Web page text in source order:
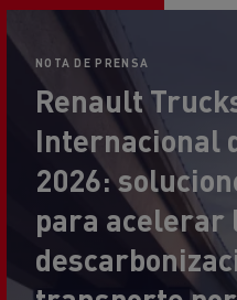
NOTA DE PRENSA
Renault
Internacional
2026:
para acelerar
transporte por